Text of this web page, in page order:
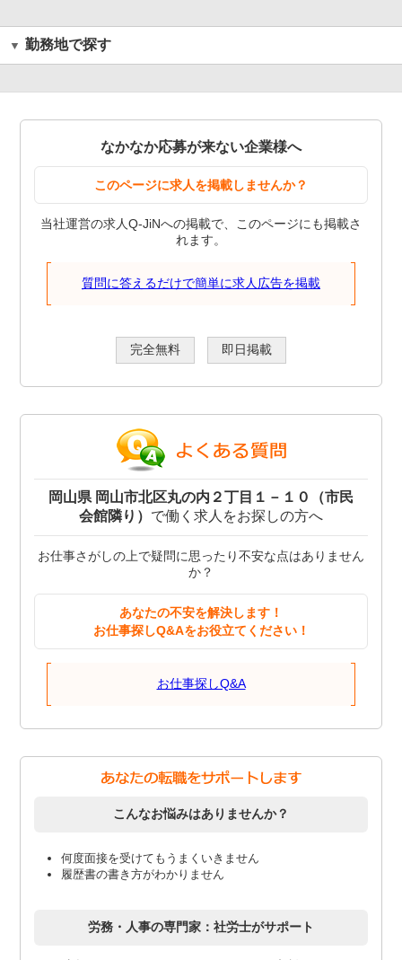
勤務地で探す
なかなか応募が来ない企業様へ
このページに求人を掲載しませんか？
当社運営の求人Q-JiNへの掲載で、このページにも掲載さ
れます。
質問に答えるだけで簡単に求人広告を掲載
完全無料 即日掲載
岡山県 岡山市北区丸の内２丁目１－１０（市民
会館隣り） で働く求人をお探しの方へ
お仕事さがしの上で疑問に思ったり不安な点はありません
か？
あなたの不安を解決します！
お仕事探しQ&Aをお役立てください！
お仕事探しQ&A
こんなお悩みはありませんか？
何度面接を受けてもうまくいきません
履歴書の書き方がわかりません
労務・人事の専門家：社労士がサポート